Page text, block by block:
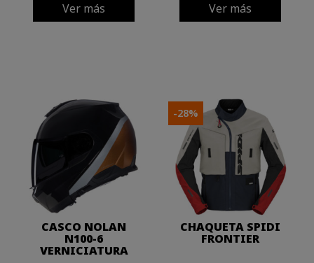
Ver más Ver más
CASCO NOLAN
N100-6
VERNICIATURA
CHAQUETA SPIDI
FRONTIER
-28%